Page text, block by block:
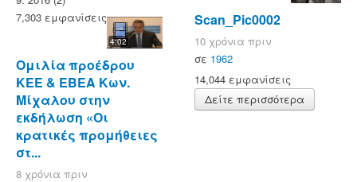
7,303 εμφανίσεις
4:02
Ομιλία προέδρου
ΚΕΕ & ΕΒΕΑ Κων.
Μίχαλου στην
εκδήλωση «Οι
κρατικές προμήθειες
στ...
8 χρόνια πριν
Scan_Pic0002
10 χρόνια πριν
σε 1962
14,044 εμφανίσεις
Δείτε περισσότερα